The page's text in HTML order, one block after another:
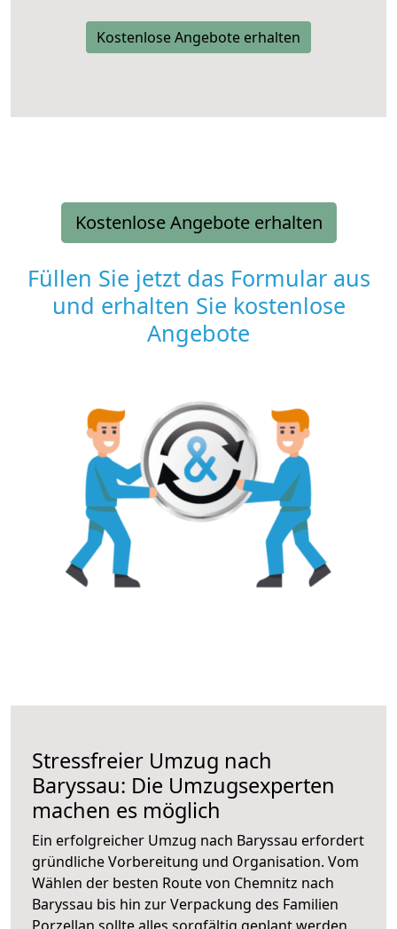
Kostenlose Angebote erhalten
Kostenlose Angebote erhalten
Füllen Sie jetzt das Formular aus
und erhalten Sie kostenlose
Angebote
Stressfreier Umzug nach
Baryssau: Die Umzugsexperten
machen es möglich
Ein erfolgreicher Umzug nach Baryssau erfordert
gründliche Vorbereitung und Organisation. Vom
Wählen der besten Route von Chemnitz nach
Baryssau bis hin zur Verpackung des Familien